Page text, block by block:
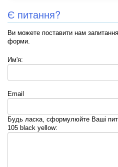
Є питання?
Ви можете поставити нам
форми.
Им'я:
Email
Будь ласка, сформулюйте Ваші
105 black yellow: